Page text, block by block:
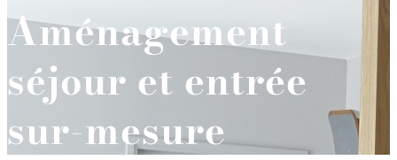
Aménagement
séjour et entrée
sur-mesure